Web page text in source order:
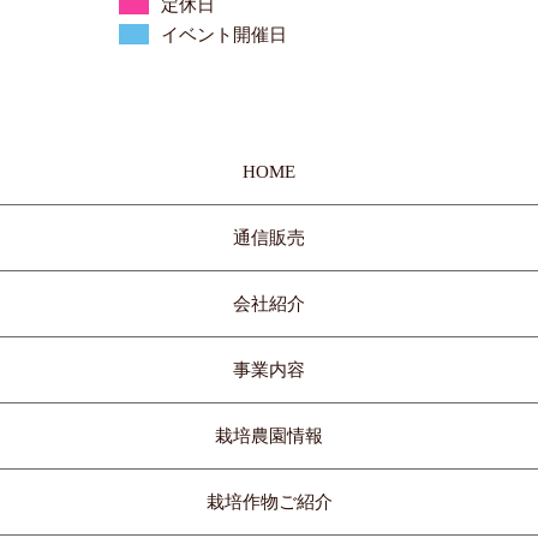
定休日
イベント開催日
HOME
通信販売
会社紹介
事業内容
栽培農園情報
栽培作物ご紹介